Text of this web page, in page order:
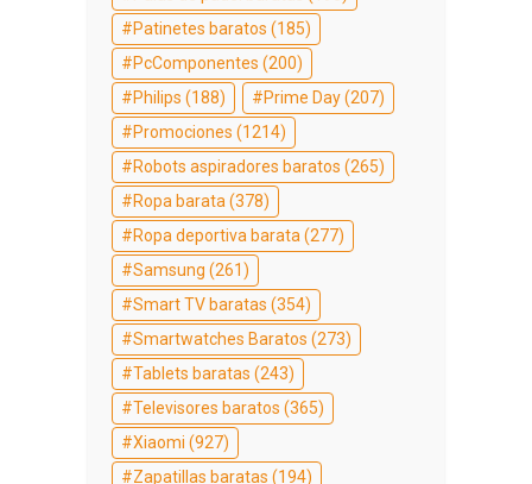
Patinetes baratos (185)
PcComponentes (200)
Philips (188) Prime Day(207)
Promociones (1214)
Robots aspiradores baratos (265)
Ropa barata(378)
Ropa deportiva barata(277)
Samsung (261)
Smart TV baratas (354)
Smartwatches Baratos (273)
Tablets baratas (243)
Televisores baratos (365)
Xiaomi (927)
Zapatillas baratas (194)